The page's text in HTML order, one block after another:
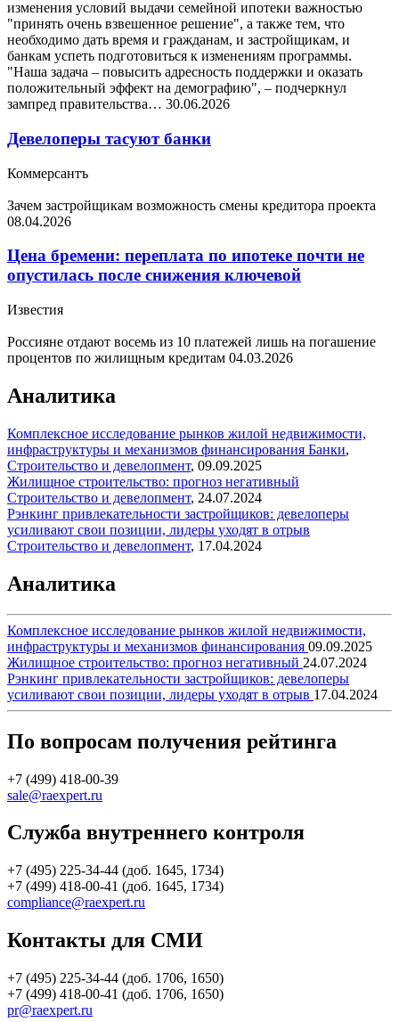
изменения условий выдачи семейной ипотеки важностью
"принять очень взвешенное решение", а также тем, что
необходимо дать время и гражданам, и застройщикам, и
банкам успеть подготовиться к изменениям программы.
"Наша задача – повысить адресность поддержки и оказать
положительный эффект на демографию", – подчеркнул
зампред правительства… 30.06.2026
Девелоперы тасуют банки
Коммерсантъ
Зачем застройщикам возможность смены кредитора проекта
08.04.2026
Цена бремени: переплата по ипотеке почти не
опустилась после снижения ключевой
Известия
Россияне отдают восемь из 10 платежей лишь на погашение
процентов по жилищным кредитам 04.03.2026
Аналитика
Комплексное исследование рынков жилой недвижимости,
инфраструктуры и механизмов финансирования Банки,
Строительство и девелопмент, 09.09.2025
Жилищное строительство: прогноз негативный
Строительство и девелопмент, 24.07.2024
Рэнкинг привлекательности застройщиков: девелоперы
усиливают свои позиции, лидеры уходят в отрыв
Строительство и девелопмент, 17.04.2024
Аналитика
Комплексное исследование рынков жилой недвижимости,
инфраструктуры и механизмов финансирования 09.09.2025
Жилищное строительство: прогноз негативный 24.07.2024
Рэнкинг привлекательности застройщиков: девелоперы
усиливают свои позиции, лидеры уходят в отрыв 17.04.2024
По вопросам получения рейтинга
+7 (499) 418-00-39
sale@raexpert.ru
Служба внутреннего контроля
+7 (495) 225-34-44 (доб. 1645, 1734)
+7 (499) 418-00-41 (доб. 1645, 1734)
compliance@raexpert.ru
Контакты для СМИ
+7 (495) 225-34-44 (доб. 1706, 1650)
+7 (499) 418-00-41 (доб. 1706, 1650)
pr@raexpert.ru